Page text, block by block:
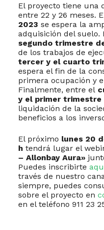
El proyecto tiene una
entre 22 y 26 meses.
2023 se espera la
adquisición del suelo.
segundo trimestre
de los trabajos de
tercer y el cuarto
espera el fin de la
primera ocupación y
Finalmente, entre el
y el primer trimestre
liquidación de la
beneficios a los
El próximo lunes 20
h tendrá lugar el
– Allonbay Aura»
Puedes inscribirte
través de nuestro
siempre, puedes
sobre el proyecto en
en el teléfono 911 23